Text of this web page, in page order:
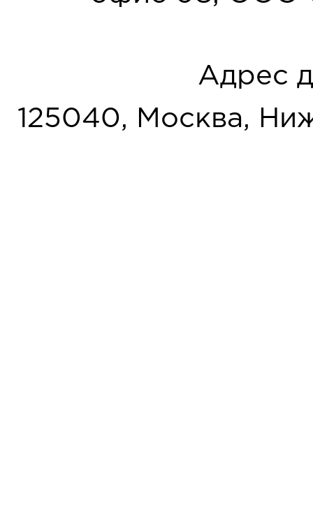
Адрес
125040, Москва,